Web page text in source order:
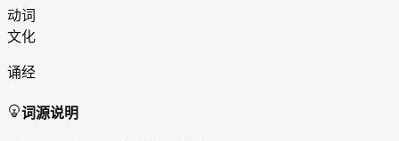
动词
文化
诵经
词源说明